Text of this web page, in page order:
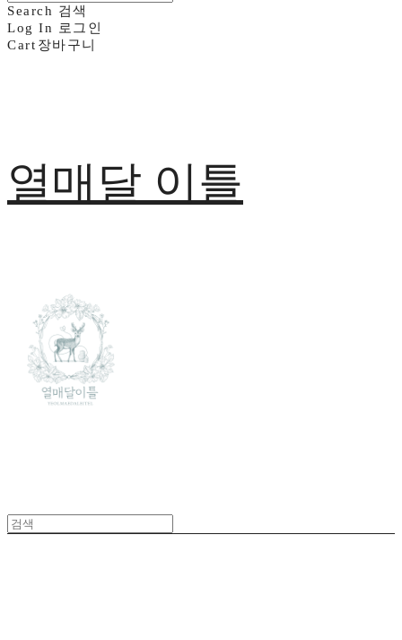
Search 검색
Log In
로그인
Cart 장바구니
열매달 이틀